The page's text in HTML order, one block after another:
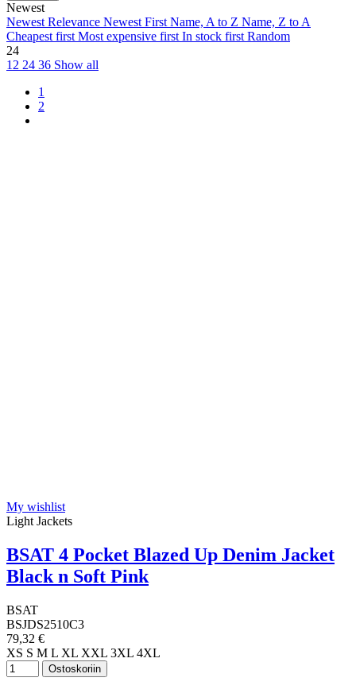
Newest
NewestRelevance Newest FirstName, A to Z Name, Z to A
Cheapest firstMost expensive firstIn stock firstRandom
24
12 24 36 Show all
1
2
6XL
8XL 0
One-size 1
View products30
My wishlist
Light Jackets
BSAT 4 Pocket Blazed Up Denim Jacket
Black n Soft Pink
BSAT
BSJDS2510C3
79,32 €
XS S M L XL XXL 3XL 4XL
Ostoskoriin